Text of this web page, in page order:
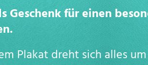
Geschenk für einen
Plakat dreht sich alles